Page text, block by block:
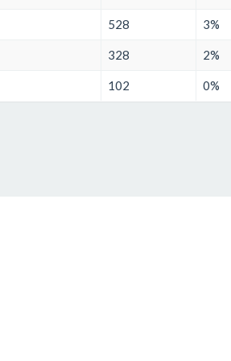
528 3%
328 2%
102 0%